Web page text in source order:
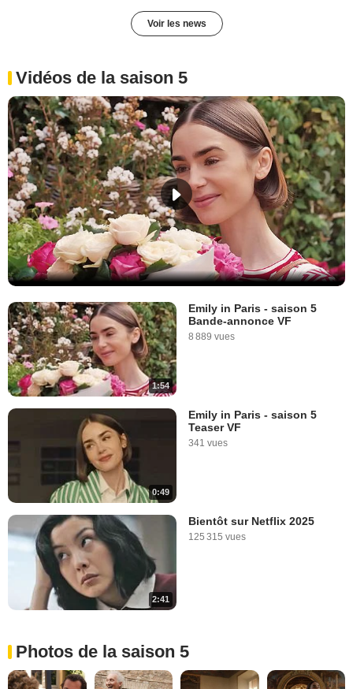
Voir les news
Vidéos de la saison 5
1:54
Emily in Paris - saison 5
Bande-annonce VF
8 889 vues
0:49
Emily in Paris - saison 5
Teaser VF
341 vues
2:41
Bientôt sur Netflix 2025
125 315 vues
Photos de la saison 5